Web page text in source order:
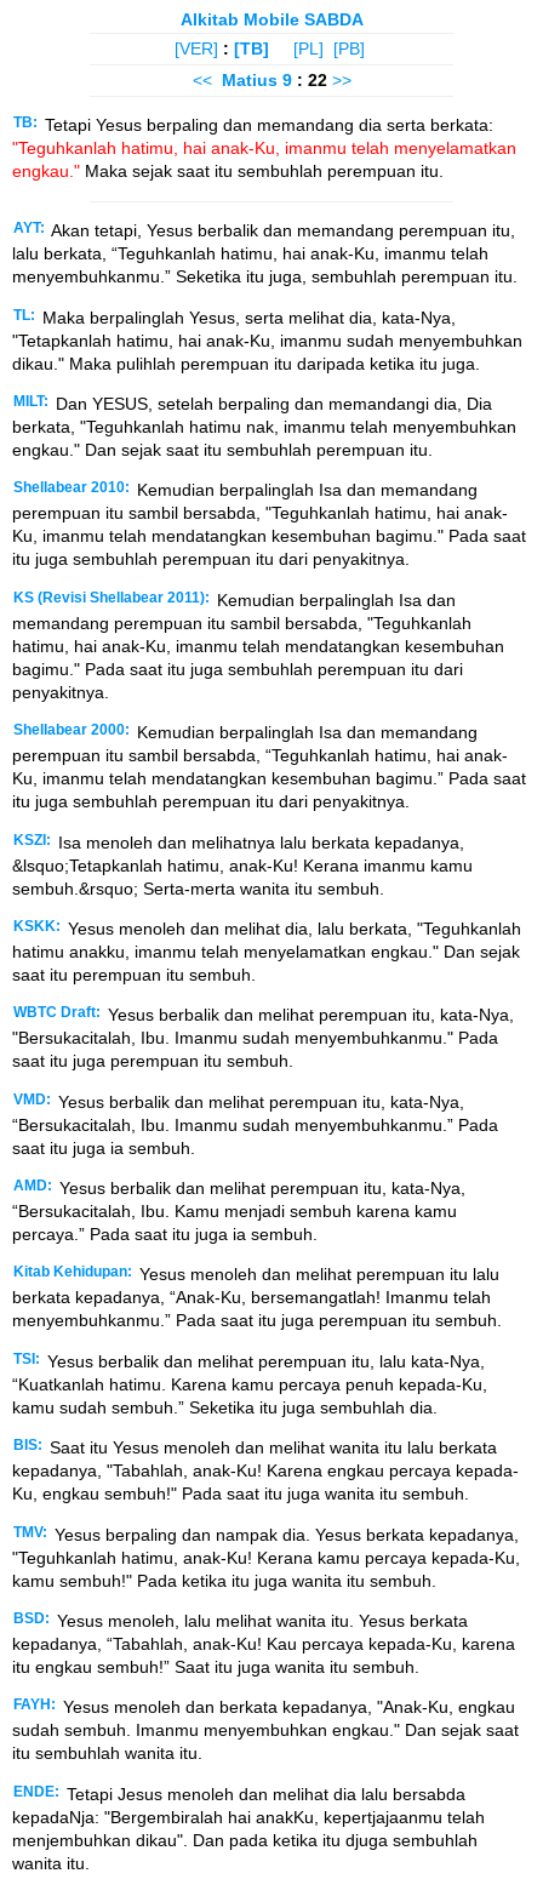
Alkitab Mobile SABDA
[VER] : [TB] [PL]
[PB]
<< Matius 9 : 22 >>
TB: Tetapi Yesus berpaling dan memandang dia serta berkata:
"Teguhkanlah hatimu, hai anak-Ku, imanmu telah menyelamatkan
engkau." Maka sejak saat itu sembuhlah perempuan itu.
AYT: Akan tetapi, Yesus berbalik dan memandang perempuan itu,
lalu berkata, “Teguhkanlah hatimu, hai anak-Ku, imanmu telah
menyembuhkanmu.” Seketika itu juga, sembuhlah perempuan itu.
TL:
Maka berpalinglah Yesus, serta melihat dia, kata-Nya,
"Tetapkanlah hatimu, hai anak-Ku, imanmu sudah menyembuhkan
dikau." Maka pulihlah perempuan itu daripada ketika itu juga.
MILT:
Dan YESUS, setelah berpaling dan memandangi dia, Dia
berkata, "Teguhkanlah hatimu nak, imanmu telah menyembuhkan
engkau." Dan sejak saat itu sembuhlah perempuan itu.
Shellabear 2010:
Kemudian berpalinglah Isa dan memandang
perempuan itu sambil bersabda, "Teguhkanlah hatimu, hai anak-
Ku, imanmu telah mendatangkan kesembuhan bagimu." Pada saat
itu juga sembuhlah perempuan itu dari penyakitnya.
KS (Revisi Shellabear 2011):
Kemudian berpalinglah Isa dan
memandang perempuan itu sambil bersabda, "Teguhkanlah
hatimu, hai anak-Ku, imanmu telah mendatangkan kesembuhan
bagimu." Pada saat itu juga sembuhlah perempuan itu dari
penyakitnya.
Shellabear 2000:
Kemudian berpalinglah Isa dan memandang
perempuan itu sambil bersabda, “Teguhkanlah hatimu, hai anak-
Ku, imanmu telah mendatangkan kesembuhan bagimu.” Pada saat
itu juga sembuhlah perempuan itu dari penyakitnya.
KSZI:
Isa menoleh dan melihatnya lalu berkata kepadanya,
&lsquo;Tetapkanlah hatimu, anak-Ku! Kerana imanmu kamu
sembuh.&rsquo; Serta-merta wanita itu sembuh.
KSKK: Yesus menoleh dan melihat dia, lalu berkata, "Teguhkanlah
hatimu anakku, imanmu telah menyelamatkan engkau." Dan sejak
saat itu perempuan itu sembuh.
WBTC Draft: Yesus berbalik dan melihat perempuan itu, kata-Nya,
"Bersukacitalah, Ibu. Imanmu sudah menyembuhkanmu." Pada
saat itu juga perempuan itu sembuh.
VMD: Yesus berbalik dan melihat perempuan itu, kata-Nya,
“Bersukacitalah, Ibu. Imanmu sudah menyembuhkanmu.” Pada
saat itu juga ia sembuh.
AMD: Yesus berbalik dan melihat perempuan itu, kata-Nya,
“Bersukacitalah, Ibu. Kamu menjadi sembuh karena kamu
percaya.” Pada saat itu juga ia sembuh.
Kitab Kehidupan: Yesus menoleh dan melihat perempuan itu lalu
berkata kepadanya, “Anak-Ku, bersemangatlah! Imanmu telah
menyembuhkanmu.” Pada saat itu juga perempuan itu sembuh.
TSI: Yesus berbalik dan melihat perempuan itu, lalu kata-Nya,
“Kuatkanlah hatimu. Karena kamu percaya penuh kepada-Ku,
kamu sudah sembuh.” Seketika itu juga sembuhlah dia.
BIS: Saat itu Yesus menoleh dan melihat wanita itu lalu berkata
kepadanya, "Tabahlah, anak-Ku! Karena engkau percaya kepada-
Ku, engkau sembuh!" Pada saat itu juga wanita itu sembuh.
TMV: Yesus berpaling dan nampak dia. Yesus berkata kepadanya,
"Teguhkanlah hatimu, anak-Ku! Kerana kamu percaya kepada-Ku,
kamu sembuh!" Pada ketika itu juga wanita itu sembuh.
BSD: Yesus menoleh, lalu melihat wanita itu. Yesus berkata
kepadanya, “Tabahlah, anak-Ku! Kau percaya kepada-Ku, karena
itu engkau sembuh!” Saat itu juga wanita itu sembuh.
FAYH: Yesus menoleh dan berkata kepadanya, "Anak-Ku, engkau
sudah sembuh. Imanmu menyembuhkan engkau." Dan sejak saat
itu sembuhlah wanita itu.
ENDE: Tetapi Jesus menoleh dan melihat dia lalu bersabda
kepadaNja: "Bergembiralah hai anakKu, kepertjajaanmu telah
menjembuhkan dikau". Dan pada ketika itu djuga sembuhlah
wanita itu.